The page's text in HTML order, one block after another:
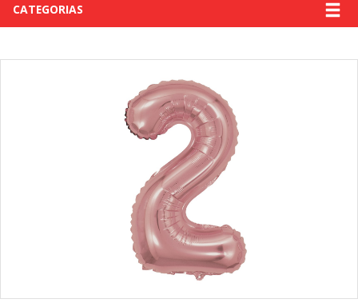
CATEGORIAS